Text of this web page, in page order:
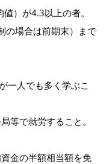
）が4.3以上の者。
の場合は前期末）まで
一人でも多く学ぶこ
等で就労すること。
金の半額相当額を免